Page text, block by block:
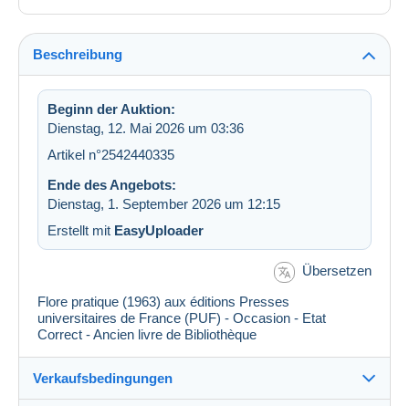
Beschreibung
Beginn der Auktion:
Dienstag, 12. Mai 2026 um 03:36
Artikel n°2542440335
Ende des Angebots:
Dienstag, 1. September 2026 um 12:15
Erstellt mit EasyUploader
Übersetzen
Flore pratique (1963) aux éditions Presses
universitaires de France (PUF) - Occasion - Etat
Correct - Ancien livre de Bibliothèque
Verkaufsbedingungen